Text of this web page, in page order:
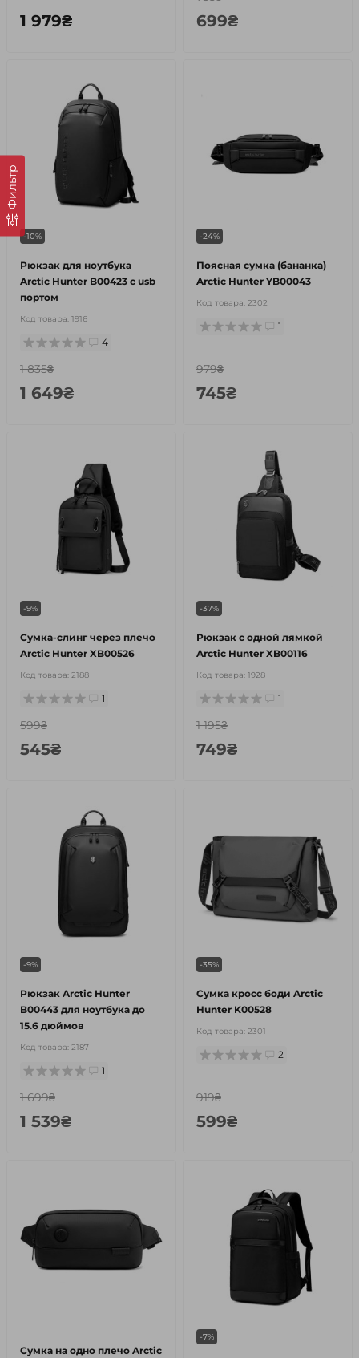
Фильтр
1 979₴ 699₴
-10%
Рюкзак для ноутбука
Arctic Hunter B00423 c usb
портом
Код товара: 1916
4
1 835₴
1 649₴
-24%
Поясная сумка (бананка)
Arctic Hunter YB00043
Код товара: 2302
1
979₴
745₴
-9%
Сумка-слинг через плечо
Arctic Hunter XB00526
Код товара: 2188
1
599₴
545₴
-37%
Рюкзак с одной лямкой
Arctic Hunter XB00116
Код товара: 1928
1
1 195₴
749₴
-9%
Рюкзак Arctic Hunter
B00443 для ноутбука до
15.6 дюймов
Код товара: 2187
1
1 699₴
1 539₴
-35%
Сумка кросс боди Arctic
Hunter K00528
Код товара: 2301
2
919₴
599₴
Сумка на одно плечо Arctic
-7%